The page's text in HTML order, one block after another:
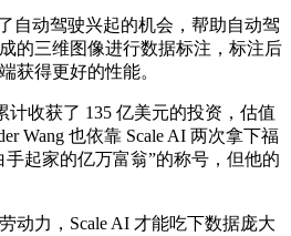
动驾驶兴起的机会，帮助自动驾
的三维图像进行数据标注，标注后
获得更好的性能。
收获了 135 亿美元的投资，估值
Wang 也依靠 Scale AI 两次拿下福
起家的亿万富翁”的称号，但他的
力，Scale AI 才能吃下数据庞大